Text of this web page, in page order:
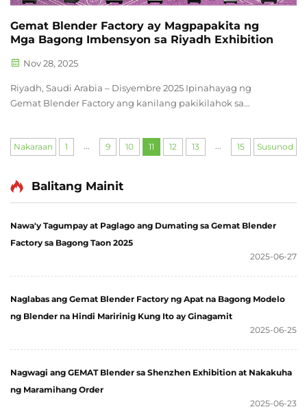
Gemat Blender Factory ay Magpapakita ng
Mga Bagong Imbensyon sa Riyadh Exhibition
Nov 28, 2025
Riyadh, Saudi Arabia – Disyembre 2025 Ipinahayag ng
Gemat Blender Factory ang kanilang pakikilahok sa
& Conference Center. Ipapakita ng kumpanya ang mga...
Nakaraan 1 ... 9 10 11 12 13 ... 15 Susunod
Balitang Mainit
Nawa'y Tagumpay at Paglago ang Dumating sa Gemat Blender
Factory sa Bagong Taon 2025
2025-06-27
Naglabas ang Gemat Blender Factory ng Apat na Bagong Modelo
ng Blender na Hindi Maririnig Kung Ito ay Ginagamit
2025-06-25
Nagwagi ang GEMAT Blender sa Shenzhen Exhibition at Nakakuha
ng Maramihang Order
2025-06-23